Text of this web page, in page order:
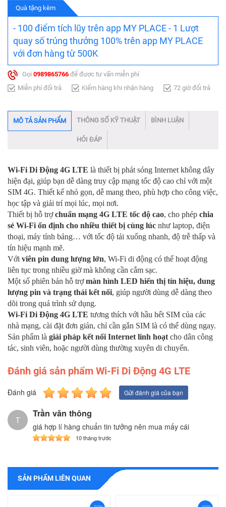
Quà tặng kèm
- 100 điểm tích lũy trên app MY PLACE - 1 Lượt
quay số trúng thưởng 100% trên app MY PLACE
với đơn hàng từ 500K
Gọi 0989865766 để được tư vấn miễn phí
Miễn phí đổi trả
Kiểm hàng khi nhận hàng 72 giờ đổi trả
MÔ TẢ SẢN PHẨM THÔNG SỐ KỸ THUẬT BÌNH LUẬN
HỎI ĐÁP
Wi-Fi Di Động 4G LTE là thiết bị phát sóng Internet không dây
hiện đại, giúp bạn dễ dàng truy cập mạng tốc độ cao chỉ với một
SIM 4G. Thiết kế nhỏ gọn, dễ mang theo, phù hợp cho công việc,
học tập và giải trí mọi lúc, mọi nơi.
Thiết bị hỗ trợchuẩn mạng 4G LTE tốc độ cao, cho phép chia
sẻ Wi-Fi ổn định cho nhiều thiết bị cùng lúc như laptop, điện
thoại, máy tính bảng… với tốc độ tải xuống nhanh, độ trễ thấp và
tín hiệu mạnh mẽ.
Với viên pin dung lượng lớn, Wi-Fi di động có thể hoạt động
liên tục trong nhiều giờ mà không cần cắm sạc.
Một số phiên bản hỗ trợmàn hình LED hiển thị tín hiệu, dung
lượng pin và trạng thái kết nối, giúp người dùng dễ dàng theo
dõi trong quá trình sử dụng.
Wi-Fi Di Động 4G LTE tương thích với hầu hết SIM của các
nhà mạng, cài đặt đơn giản, chỉ cần gắn SIM là có thể dùng ngay.
Sản phẩm là giải pháp kết nối Internet linh hoạt cho dân công
tác, sinh viên, hoặc người dùng thường xuyên di chuyển.
Đánh giá sản phẩm Wi-Fi Di Động 4G LTE
Đánh giá Gửi đánh giá của bạn
T
Trần văn thông
giá hợp lí hàng chuẩn tin tưởng nên mua mấy cái
10 tháng trước
SẢN PHẨM LIÊN QUAN